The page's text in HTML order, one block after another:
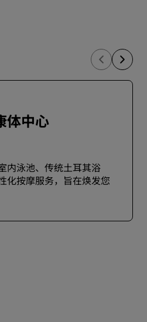
体中心
内泳池、传统土耳其浴
化按摩服务，旨在焕发您